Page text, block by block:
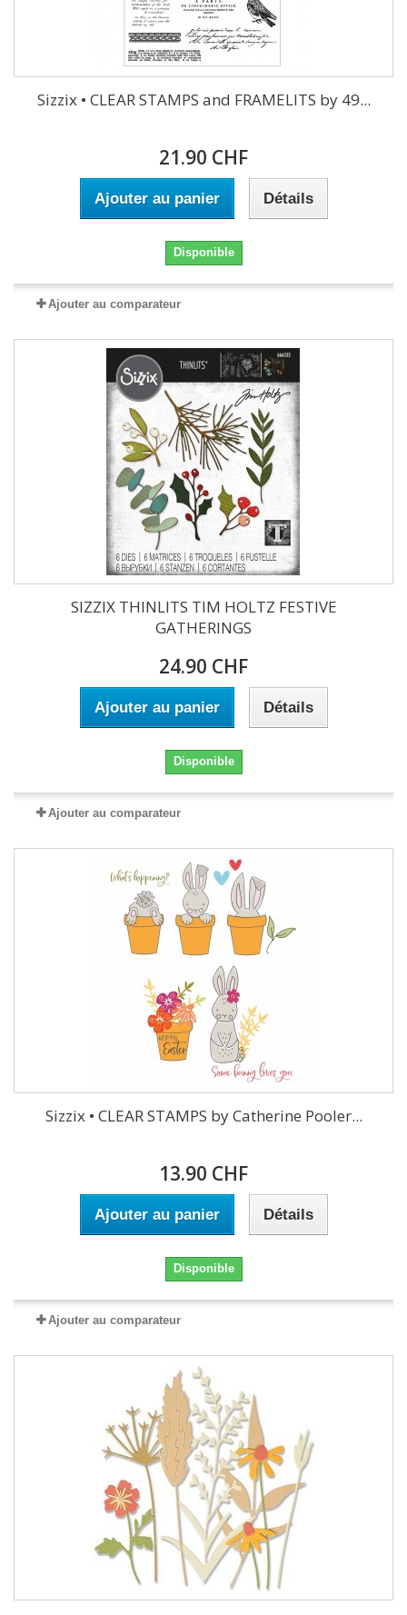
Sizzix • CLEAR STAMPS and FRAMELITS by 49...
21.90 CHF
Ajouter au panier Détails
Disponible
Ajouter au comparateur
SIZZIX THINLITS TIM HOLTZ FESTIVE
GATHERINGS
24.90 CHF
Ajouter au panier Détails
Disponible
Ajouter au comparateur
Sizzix • CLEAR STAMPS by Catherine Pooler...
13.90 CHF
Ajouter au panier Détails
Disponible
Ajouter au comparateur